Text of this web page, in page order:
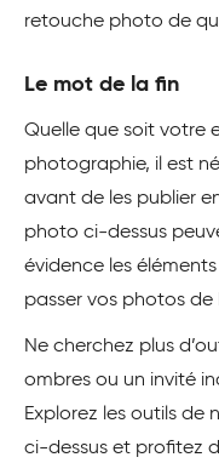
retouche photo de
Le mot de la fin
Quelle que soit votre
photographie, il est
avant de les publier
photo ci-dessus
évidence les
passer vos photos de
Ne cherchez plus
ombres ou un invité
Explorez les outils
ci-dessus et profitez